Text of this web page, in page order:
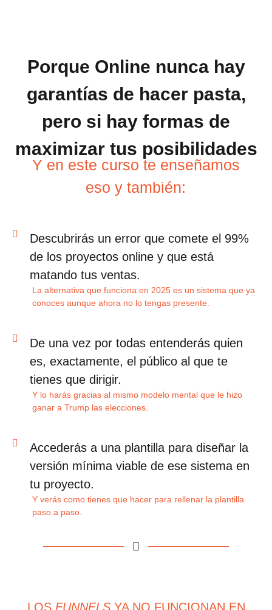
Porque Online nunca hay
garantías de hacer pasta,
pero si hay formas de
maximizar tus posibilidades
Y en este curso te enseñamos
eso y también:
Descubrirás un error que comete el 99%
de los proyectos online y que está
matando tus ventas.
La alternativa que funciona en 2025 es un sistema que ya
conoces aunque ahora no lo tengas presente.
De una vez por todas entenderás quien
es, exactamente, el público al que te
tienes que dirigir.
Y lo harás gracias al mismo modelo mental que le hizo
ganar a Trump las elecciones.​
Accederás a una plantilla para diseñar la
versión mínima viable de ese sistema en
tu proyecto.
Y verás como tienes que hacer para rellenar la plantilla
paso a paso.​
LOS FUNNELSYA NO FUNCIONAN EN